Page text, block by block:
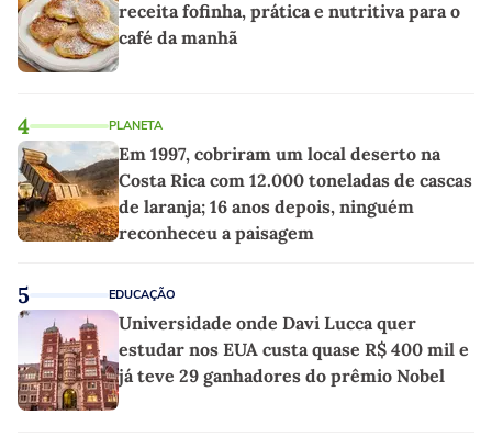
receita fofinha, prática e nutritiva para o
café da manhã
4 PLANETA
Em 1997, cobriram um local deserto na
Costa Rica com 12.000 toneladas de cascas
de laranja; 16 anos depois, ninguém
reconheceu a paisagem
5 EDUCAÇÃO
Universidade onde Davi Lucca quer
estudar nos EUA custa quase R$ 400 mil e
já teve 29 ganhadores do prêmio Nobel